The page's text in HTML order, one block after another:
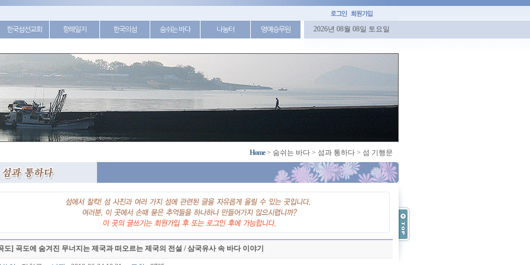
한국섬선교회 항해일지 한국의섬 숨쉬는 바다 나눔터 명예승무원 2026년 08월 08일 토요일
Home> 숨쉬는 바다 > 섬과 통하다 > 섬 기행문
도] 곡도에 숨겨진 무너지는 제국과 떠오르는 제국의 전설 / 삼국유사 속 바다 이야기